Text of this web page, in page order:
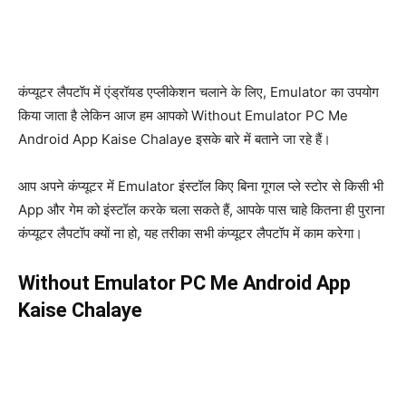
कंप्यूटर लैपटॉप में एंड्रॉयड एप्लीकेशन चलाने के लिए, Emulator का उपयोग
किया जाता है लेकिन आज हम आपको Without Emulator PC Me
Android App Kaise Chalaye इसके बारे में बताने जा रहे हैं।
आप अपने कंप्यूटर में Emulator इंस्टॉल किए बिना गूगल प्ले स्टोर से किसी भी
App और गेम को इंस्टॉल करके चला सकते हैं, आपके पास चाहे कितना ही पुराना
कंप्यूटर लैपटॉप क्यों ना हो, यह तरीका सभी कंप्यूटर लैपटॉप में काम करेगा।
Without Emulator PC Me Android App
Kaise Chalaye